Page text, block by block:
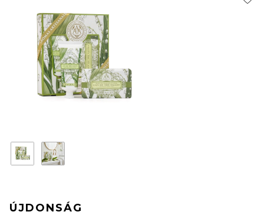
ÚJDONSÁG